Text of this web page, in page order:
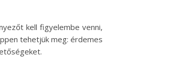
kell figyelembe venni,
tehetjük meg: érdemes